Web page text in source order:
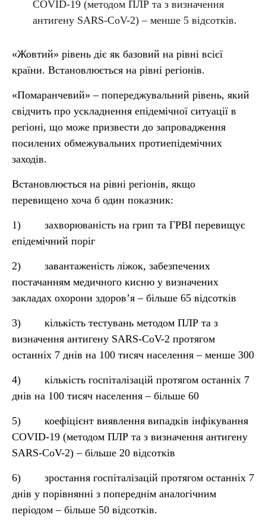
COVID-19 (методом ПЛР та з визначення
антигену SARS-CoV-2) – менше 5 відсотків.
«Жовтий» рівень діє як базовий на рівні всієї
країни. Встановлюється на рівні регіонів.
«Помаранчевий» – попереджувальний рівень, який
свідчить про ускладнення епідемічної ситуації в
регіоні, що може призвести до запровадження
посилених обмежувальних протиепідемічних
заходів.
Встановлюється на рівні регіонів, якщо
перевищено хоча б один показник:
1) захворюваність на грип та ГРВІ перевищує
епідемічний поріг
2) завантаженість ліжок, забезпечених
постачанням медичного кисню у визначених
закладах охорони здоров’я – більше 65 відсотків
3) кількість тестувань методом ПЛР та з
визначення антигену SARS-CoV-2 протягом
останніх 7 днів на 100 тисяч населення – менше 300
4) кількість госпіталізацій протягом останніх 7
днів на 100 тисяч населення – більше 60
5) коефіцієнт виявлення випадків інфікування
COVID-19 (методом ПЛР та з визначення антигену
SARS-CoV-2) – більше 20 відсотків
6) зростання госпіталізацій протягом останніх 7
днів у порівнянні з попереднім аналогічним
періодом – більше 50 відсотків.